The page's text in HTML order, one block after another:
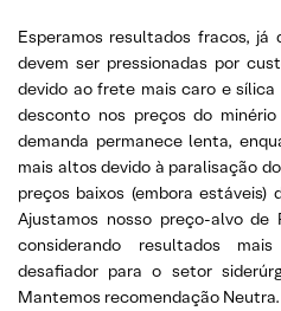
Esperamos resultados fracos, já
devem ser pressionadas por
devido ao frete mais caro e
desconto nos preços do
demanda permanece lenta,
mais altos devido à paralisação
preços baixos (embora estáveis)
Ajustamos nosso preço-alvo de
considerando resultados
desafiador para o setor
Mantemos recomendação Neutra.